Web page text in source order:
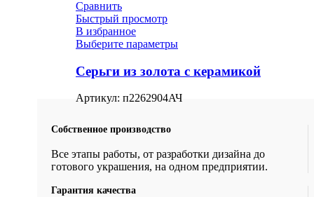
Сравнить
Быстрый просмотр
В избранное
Выберите параметры
Серьги из золота с керамикой
Артикул: п2262904АЧ
Собственное производство
Все этапы работы, от разработки дизайна до
готового украшения, на одном предприятии.
Гарантия качества